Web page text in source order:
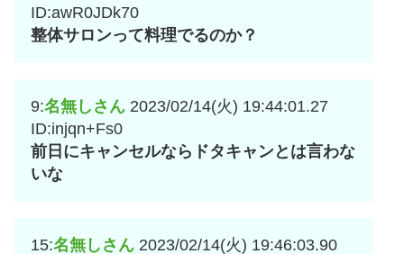
ID:awR0JDk70
整体サロンって料理でるのか？
9:名無しさん 2023/02/14(火) 19:44:01.27
ID:injqn+Fs0
前日にキャンセルならドタキャンとは言わな
いな
15:名無しさん 2023/02/14(火) 19:46:03.90